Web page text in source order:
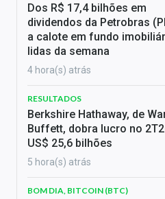
Dos R$ 17,4 bilhões em
dividendos da Petrobras
a calote em fundo
lidas da semana
4 hora(s) atrás
RESULTADOS
Berkshire Hathaway, de
Buffett, dobra lucro no
US$ 25,6 bilhões
5 hora(s) atrás
BOM DIA, BITCOIN (BTC)